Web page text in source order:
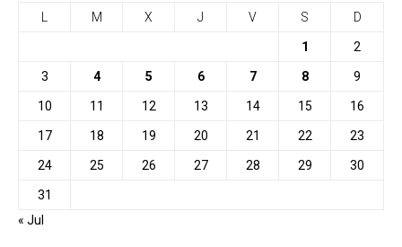
L M X J V S D
1 2
3 4 5 6 7 8 9
10 11 12 13 14 15 16
17 18 19 20 21 22 23
24 25 26 27 28 29 30
31
« Jul